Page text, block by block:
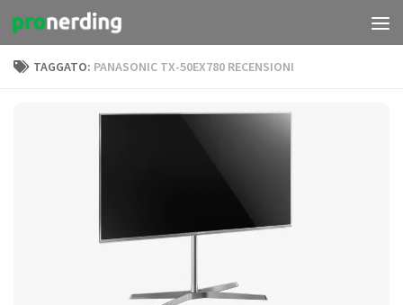
Salta al contenuto
TAGGATO: PANASONIC TX-50EX780 RECENSIONI